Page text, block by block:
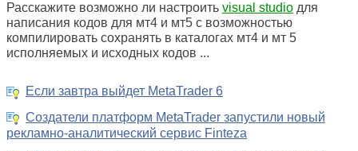
Расскажите возможно ли настроить visual studio для
написания кодов для мт4 и мт5 с возможностью
компилировать сохранять в каталогах мт4 и мт 5
исполняемых и исходных кодов ...
Если завтра выйдет MetaTrader 6
Создатели платформ MetaTrader запустили новый
рекламно-аналитический сервис Finteza